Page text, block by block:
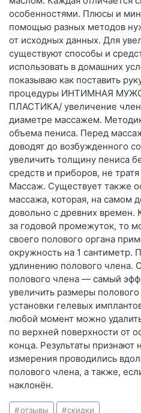
особенностями. Плюсы и
помощью разных методов
от исходных данных. Для
существуют способы и
использовать в домашних
показываю как поставить
процедуры ИНТИМНАЯ
ПЛАСТИКА/ увеличение
диаметре массажем.
объема пениса. Перед
доводят до возбужденного
увеличить толщину пениса
средств и приборов, не
Массаж. Существует также
массажа, которая, на самом
довольно с древних времен.
за годовой промежуток, то
своего полового органа
окружность на 1 сантиметр.
удлинению полового члена.
полового члена — самый
увеличить размеры
установки гелевых
любой момент можно
по верхней поверхности от
конца. Результаты признают
измерения проводились
полового члена, а также,
наклонён.
отзывы скидки